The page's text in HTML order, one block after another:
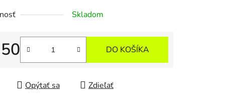
Skladom
cena:
DO KOŠÍKA
Opýtať sa Zdieľať